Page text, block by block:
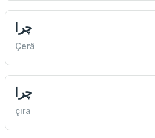
چرا
Çerâ
چرا
çıra